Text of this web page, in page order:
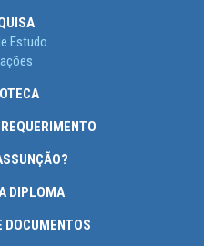
Estudo
DIPLOMA
DOCUMENTOS